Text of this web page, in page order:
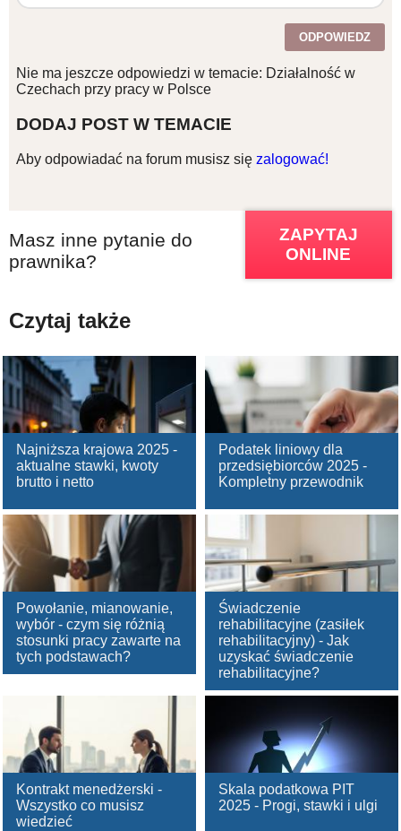
ODPOWIEDZ
Nie ma jeszcze odpowiedzi w temacie: Działalność w
Czechach przy pracy w Polsce
DODAJ POST W TEMACIE
Aby odpowiadać na forum musisz się zalogować!
Masz inne pytanie do
prawnika?
ZAPYTAJ
ONLINE
Czytaj także
Najniższa krajowa 2025 -
aktualne stawki, kwoty
brutto i netto
Podatek liniowy dla
przedsiębiorców 2025 -
Kompletny przewodnik
Powołanie, mianowanie,
wybór - czym się różnią
stosunki pracy zawarte na
tych podstawach?
Świadczenie
rehabilitacyjne (zasiłek
rehabilitacyjny) - Jak
uzyskać świadczenie
rehabilitacyjne?
Kontrakt menedżerski -
Wszystko co musisz
wiedzieć
Skala podatkowa PIT
2025 - Progi, stawki i ulgi